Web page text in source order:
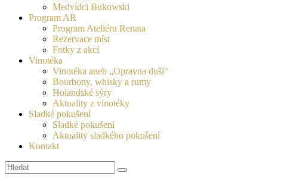
Medvídci Bukowski
Program AR
Program Ateliéru Renata
Rezervace míst
Fotky z akcí
Vinotéka
Vinotéka aneb „Opravna duší“
Bourbony, whisky a rumy
Holandské sýry
Aktuality z vinotéky
Sladké pokušení
Sladké pokušení
Aktuality sladkého pokušení
Kontakt
Search